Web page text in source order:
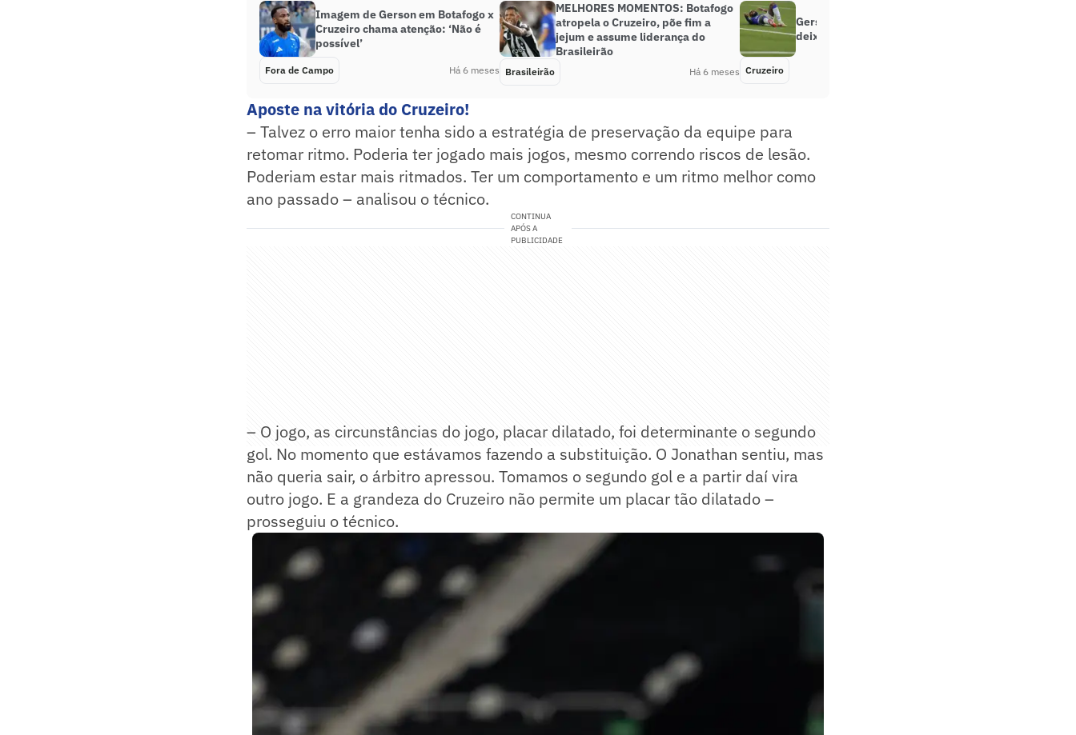
Imagem de Gerson em Botafogo x
Cruzeiro chama atenção: ‘Não é
possível’
Fora de Campo Há 6 meses
MELHORES MOMENTOS: Botafogo
atropela o Cruzeiro, põe fim a
jejum e assume liderança do
Brasileirão
Brasileirão Há 6 meses
Gerson sente dores na perna e
deixa Botafogo x Cruzeiro de maca
Cruzeiro
Aposte na vitória do Cruzeiro!
– Talvez o erro maior tenha sido a estratégia de preservação da equipe para
retomar ritmo. Poderia ter jogado mais jogos, mesmo correndo riscos de lesão.
Poderiam estar mais ritmados. Ter um comportamento e um ritmo melhor como
ano passado – analisou o técnico.
CONTINUA
APÓS A
PUBLICIDADE
– O jogo, as circunstâncias do jogo, placar dilatado, foi determinante o segundo
gol. No momento que estávamos fazendo a substituição. O Jonathan sentiu, mas
não queria sair, o árbitro apressou. Tomamos o segundo gol e a partir daí vira
outro jogo. E a grandeza do Cruzeiro não permite um placar tão dilatado –
prosseguiu o técnico.